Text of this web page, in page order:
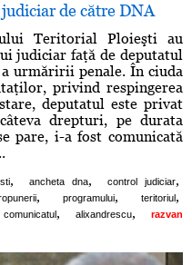
de către DNA
Teritorial Ploieşti au
judiciar faţă de deputatul
urmăririi penale. În ciuda
privind respingerea
deputatul este privat
drepturi, pe durata
pare, i-a fost comunicată
, ancheta dna, control judiciar,
, programului, teritoriul ,
comunicatul, alixandrescu,
razvan